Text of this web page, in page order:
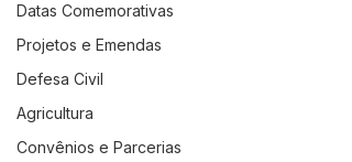
Datas Comemorativas
Projetos e Emendas
Defesa Civil
Agricultura
Convênios e Parcerias